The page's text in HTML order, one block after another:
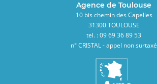
Agence de Toulouse
10 bis chemin des Capelles
31300 TOULOUSE
tel. : 09 69 36 89 53
n° CRISTAL - appel non surtaxé